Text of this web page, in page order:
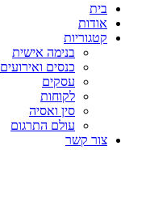
בית
אודות
קטגוריות
בנימה אישית
כנסים ואירועים
עסקים
לקוחות
סין ואסיה
עולם התרגום
צור קשר